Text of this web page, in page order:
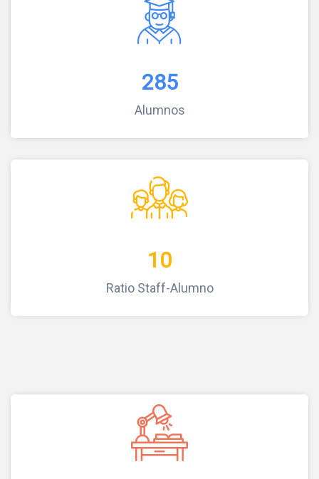
285
Alumnos
10
Ratio Staff-Alumno